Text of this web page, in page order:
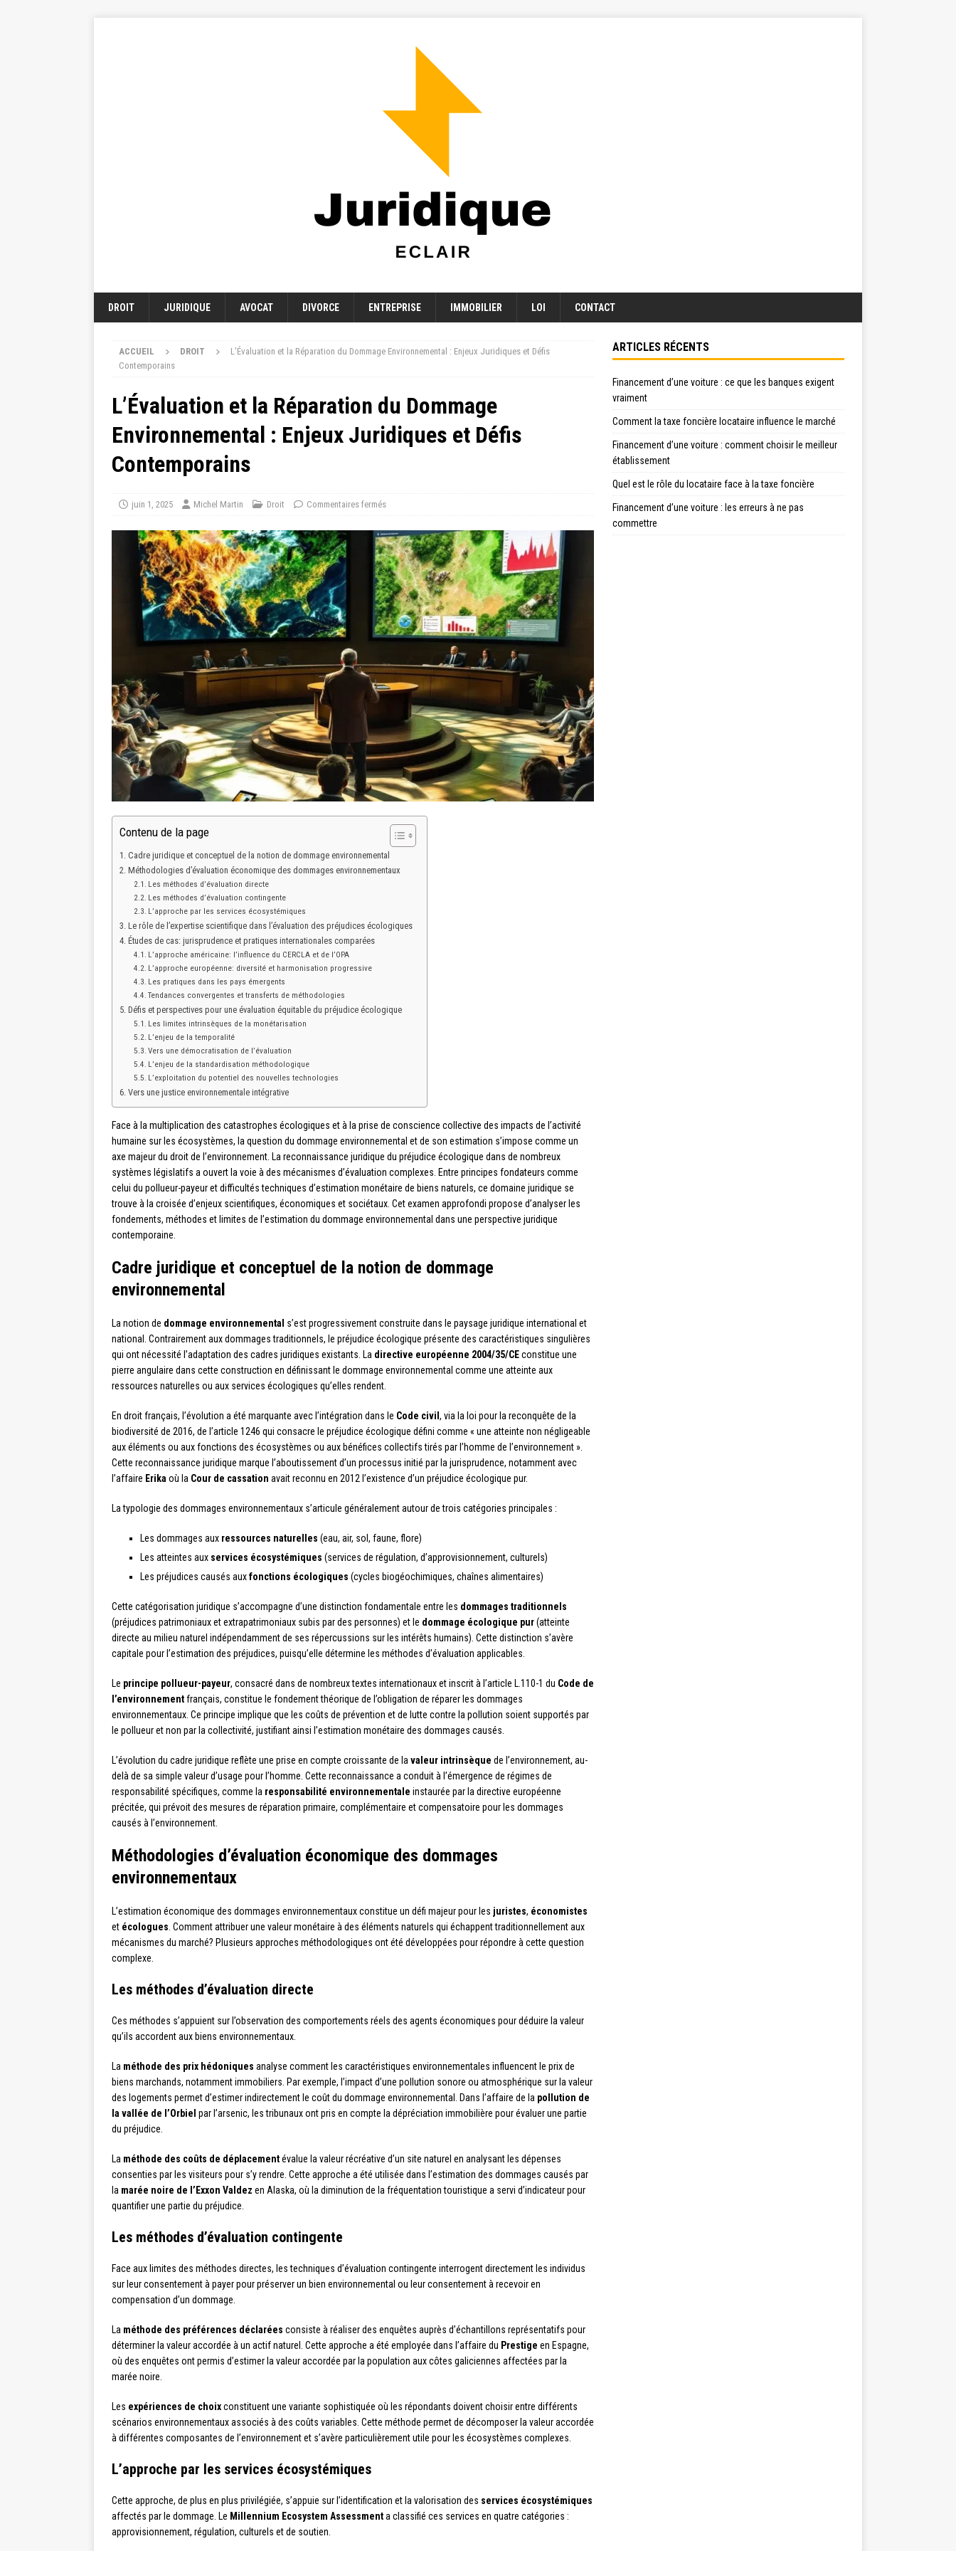
DROIT JURIDIQUE AVOCAT DIVORCE ENTREPRISE IMMOBILIER LOI CONTACT
ACCUEIL DROIT
L’Évaluation et la Réparation du Dommage Environnemental : Enjeux Juridiques et Défis
Contemporains
L’Évaluation et la Réparation du Dommage
Environnemental : Enjeux Juridiques et Défis
Contemporains
juin 1, 2025 Michel Martin Droit Commentaires fermés
Contenu de la page
Cadre juridique et conceptuel de la notion de dommage environnemental
Méthodologies d’évaluation économique des dommages environnementaux
Les méthodes d’évaluation directe
Les méthodes d’évaluation contingente
L’approche par les services écosystémiques
Le rôle de l’expertise scientifique dans l’évaluation des préjudices écologiques
Études de cas: jurisprudence et pratiques internationales comparées
L’approche américaine: l’influence du CERCLA et de l’OPA
L’approche européenne: diversité et harmonisation progressive
Les pratiques dans les pays émergents
Tendances convergentes et transferts de méthodologies
Défis et perspectives pour une évaluation équitable du préjudice écologique
Les limites intrinsèques de la monétarisation
L’enjeu de la temporalité
Vers une démocratisation de l’évaluation
L’enjeu de la standardisation méthodologique
L’exploitation du potentiel des nouvelles technologies
Vers une justice environnementale intégrative
Face à la multiplication des catastrophes écologiques et à la prise de conscience collective des impacts de l’activité
humaine sur les écosystèmes, la question du dommage environnemental et de son estimation s’impose comme un
axe majeur du droit de l’environnement. La reconnaissance juridique du préjudice écologique dans de nombreux
systèmes législatifs a ouvert la voie à des mécanismes d’évaluation complexes. Entre principes fondateurs comme
celui du pollueur-payeur et difficultés techniques d’estimation monétaire de biens naturels, ce domaine juridique se
trouve à la croisée d’enjeux scientifiques, économiques et sociétaux. Cet examen approfondi propose d’analyser les
fondements, méthodes et limites de l’estimation du dommage environnemental dans une perspective juridique
contemporaine.
Cadre juridique et conceptuel de la notion de dommage
environnemental
La notion de dommage environnemental s’est progressivement construite dans le paysage juridique international et
national. Contrairement aux dommages traditionnels, le préjudice écologique présente des caractéristiques singulières
qui ont nécessité l’adaptation des cadres juridiques existants. La directive européenne 2004/35/CEconstitue une
pierre angulaire dans cette construction en définissant le dommage environnemental comme une atteinte aux
ressources naturelles ou aux services écologiques qu’elles rendent.
En droit français, l’évolution a été marquante avec l’intégration dans le Code civil , via la loi pour la reconquête de la
biodiversité de 2016, de l’article 1246 qui consacre le préjudice écologique défini comme « une atteinte non négligeable
aux éléments ou aux fonctions des écosystèmes ou aux bénéfices collectifs tirés par l’homme de l’environnement ».
Cette reconnaissance juridique marque l’aboutissement d’un processus initié par la jurisprudence, notamment avec
l’affaire Erika où la Cour de cassation avait reconnu en 2012 l’existence d’un préjudice écologique pur.
La typologie des dommages environnementaux s’articule généralement autour de trois catégories principales :
Les dommages aux ressources naturelles (eau, air, sol, faune, flore)
Les atteintes aux services écosystémiques (services de régulation, d’approvisionnement, culturels)
Les préjudices causés auxfonctions écologiques (cycles biogéochimiques, chaînes alimentaires)
Cette catégorisation juridique s’accompagne d’une distinction fondamentale entre les dommages traditionnels
(préjudices patrimoniaux et extrapatrimoniaux subis par des personnes) et le dommage écologique pur(atteinte
directe au milieu naturel indépendamment de ses répercussions sur les intérêts humains). Cette distinction s’avère
capitale pour l’estimation des préjudices, puisqu’elle détermine les méthodes d’évaluation applicables.
Le principe pollueur-payeur, consacré dans de nombreux textes internationaux et inscrit à l’article L.110-1 du Code de
l’environnementfrançais, constitue le fondement théorique de l’obligation de réparer les dommages
environnementaux. Ce principe implique que les coûts de prévention et de lutte contre la pollution soient supportés par
le pollueur et non par la collectivité, justifiant ainsi l’estimation monétaire des dommages causés.
L’évolution du cadre juridique reflète une prise en compte croissante de la valeur intrinsèque de l’environnement, au-
delà de sa simple valeur d’usage pour l’homme. Cette reconnaissance a conduit à l’émergence de régimes de
responsabilité spécifiques, comme la responsabilité environnementale instaurée par la directive européenne
précitée, qui prévoit des mesures de réparation primaire, complémentaire et compensatoire pour les dommages
causés à l’environnement.
Méthodologies d’évaluation économique des dommages
environnementaux
L’estimation économique des dommages environnementaux constitue un défi majeur pour les juristes, économistes
et écologues . Comment attribuer une valeur monétaire à des éléments naturels qui échappent traditionnellement aux
mécanismes du marché? Plusieurs approches méthodologiques ont été développées pour répondre à cette question
complexe.
Les méthodes d’évaluation directe
Ces méthodes s’appuient sur l’observation des comportements réels des agents économiques pour déduire la valeur
qu’ils accordent aux biens environnementaux.
La méthode des prix hédoniques analyse comment les caractéristiques environnementales influencent le prix de
biens marchands, notamment immobiliers. Par exemple, l’impact d’une pollution sonore ou atmosphérique sur la valeur
des logements permet d’estimer indirectement le coût du dommage environnemental. Dans l’affaire de la pollution de
la vallée de l’Orbiel par l’arsenic, les tribunaux ont pris en compte la dépréciation immobilière pour évaluer une partie
du préjudice.
La méthode des coûts de déplacementévalue la valeur récréative d’un site naturel en analysant les dépenses
consenties par les visiteurs pour s’y rendre. Cette approche a été utilisée dans l’estimation des dommages causés par
la marée noire de l’Exxon Valdez en Alaska, où la diminution de la fréquentation touristique a servi d’indicateur pour
quantifier une partie du préjudice.
Les méthodes d’évaluation contingente
Face aux limites des méthodes directes, les techniques d’évaluation contingente interrogent directement les individus
sur leur consentement à payer pour préserver un bien environnemental ou leur consentement à recevoir en
compensation d’un dommage.
La méthode des préférences déclarées consiste à réaliser des enquêtes auprès d’échantillons représentatifs pour
déterminer la valeur accordée à un actif naturel. Cette approche a été employée dans l’affaire du Prestige en Espagne,
où des enquêtes ont permis d’estimer la valeur accordée par la population aux côtes galiciennes affectées par la
marée noire.
Les expériences de choixconstituent une variante sophistiquée où les répondants doivent choisir entre différents
scénarios environnementaux associés à des coûts variables. Cette méthode permet de décomposer la valeur accordée
à différentes composantes de l’environnement et s’avère particulièrement utile pour les écosystèmes complexes.
L’approche par les services écosystémiques
Cette approche, de plus en plus privilégiée, s’appuie sur l’identification et la valorisation des services écosystémiques
affectés par le dommage. Le Millennium Ecosystem Assessmenta classifié ces services en quatre catégories :
approvisionnement, régulation, culturels et de soutien.
ARTICLES RÉCENTS
Financement d’une voiture : ce que les banques exigent
vraiment
Comment la taxe foncière locataire influence le marché
Financement d’une voiture : comment choisir le meilleur
établissement
Quel est le rôle du locataire face à la taxe foncière
Financement d’une voiture : les erreurs à ne pas
commettre